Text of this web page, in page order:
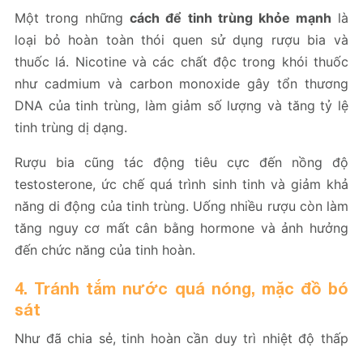
Một trong nhữngcách để tinh trùng khỏe mạnh là
loại bỏ hoàn toàn thói quen sử dụng rượu bia và
thuốc lá. Nicotine và các chất độc trong khói thuốc
như cadmium và carbon monoxide gây tổn thương
DNA của tinh trùng, làm giảm số lượng và tăng tỷ lệ
tinh trùng dị dạng.
Rượu bia cũng tác động tiêu cực đến nồng độ
testosterone, ức chế quá trình sinh tinh và giảm khả
năng di động của tinh trùng. Uống nhiều rượu còn làm
tăng nguy cơ mất cân bằng hormone và ảnh hưởng
đến chức năng của tinh hoàn.
4. Tránh tắm nước quá nóng, mặc đồ bó
sát
Như đã chia sẻ, tinh hoàn cần duy trì nhiệt độ thấp